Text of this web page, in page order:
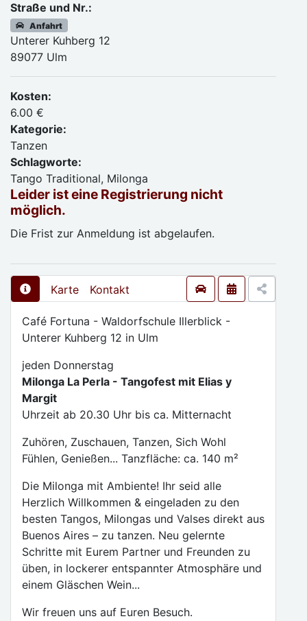
Straße und Nr.:
Anfahrt
Unterer Kuhberg 12
89077 Ulm
Kosten:
6.00 €
Kategorie:
Tanzen
Schlagworte:
Tango Traditional, Milonga
Leider ist eine Registrierung nicht
möglich.
Die Frist zur Anmeldung ist abgelaufen.
Karte Kontakt
Café Fortuna - Waldorfschule Illerblick -
Unterer Kuhberg 12 in Ulm
jeden Donnerstag
Milonga La Perla - Tangofest mit Elias y
Margit
Uhrzeit ab 20.30 Uhr bis ca. Mitternacht
Zuhören, Zuschauen, Tanzen, Sich Wohl
Fühlen, Genießen... Tanzfläche: ca. 140 m²
Die Milonga mit Ambiente! Ihr seid alle
Herzlich Willkommen & eingeladen zu den
besten Tangos, Milongas und Valses direkt aus
Buenos Aires – zu tanzen. Neu gelernte
Schritte mit Eurem Partner und Freunden zu
üben, in lockerer entspannter Atmosphäre und
einem Gläschen Wein...
Wir freuen uns auf Euren Besuch.